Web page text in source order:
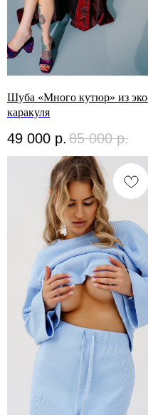
Шуба «Много кутюр» из
каракуля
49 000 р. 85 000 р.